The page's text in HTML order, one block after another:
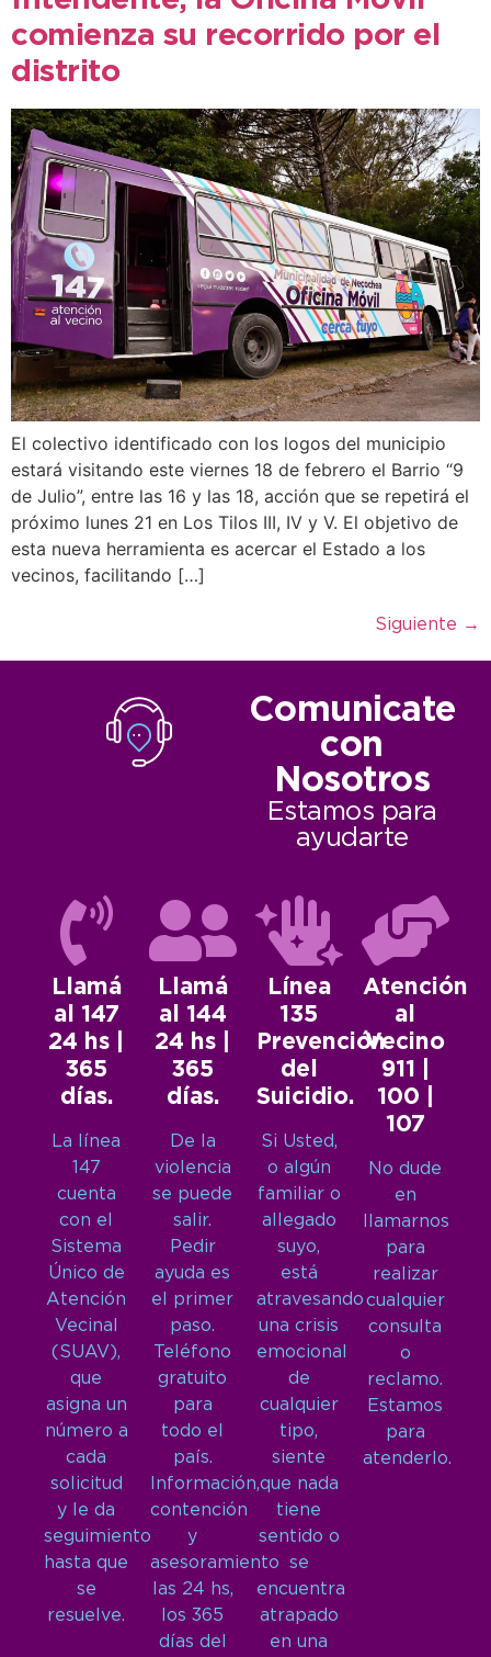
comienza su recorrido por el
distrito
El colectivo identificado con los logos del municipio
estará visitando este viernes 18 de febrero el Barrio “9
de Julio”, entre las 16 y las 18, acción que se repetirá el
próximo lunes 21 en Los Tilos III, IV y V. El objetivo de
esta nueva herramienta es acercar el Estado a los
vecinos, facilitando […]
Siguiente →
Comunicate
con
Nosotros
Estamos para
ayudarte
Llamá
al 147
24 hs |
365
días.
La línea
147
cuenta
con el
Sistema
Único de
Atención
Vecinal
(SUAV),
que
asigna un
número a
cada
solicitud
y le da
seguimiento
hasta que
se
resuelve.
Llamá
al 144
24 hs |
365
días.
De la
violencia
se puede
salir.
Pedir
ayuda es
el primer
paso.
Teléfono
gratuito
para
todo el
país.
Información,
contención
y
asesoramiento
las 24 hs,
los 365
días del
Línea
135
Prevención
del
Suicidio.
Si Usted,
o algún
familiar o
allegado
suyo,
está
atravesando
una crisis
emocional
de
cualquier
tipo,
siente
que nada
tiene
sentido o
se
encuentra
atrapado
en una
Atención
al
Vecino
911 |
100 |
107
No dude
en
llamarnos
para
realizar
cualquier
consulta
o
reclamo.
Estamos
para
atenderlo.